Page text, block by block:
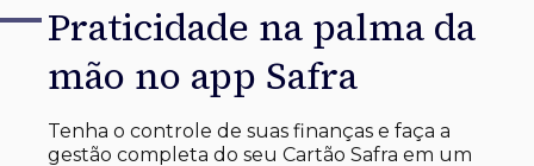
Praticidade na palma da
mão no app Safra
Tenha o controle de suas finanças e faça a
gestão completa do seu Cartão Safra em um